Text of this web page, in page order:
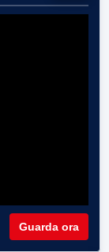
Guarda ora